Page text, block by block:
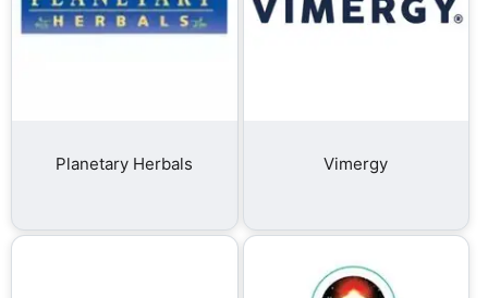
Planetary Herbals Vimergy